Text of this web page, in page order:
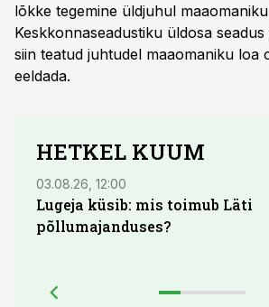
lõkke tegemine üldjuhul
Keskkonnaseadustiku üldosa
siin teatud juhtudel maaomaniku loa
eeldada.
HETKEL KUUM
03.08.26, 12:00
Lugeja küsib: mis toimub Läti
põllumajanduses?